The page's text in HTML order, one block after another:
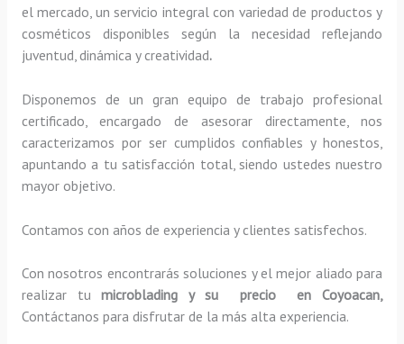
el mercado, un servicio integral con variedad de productos y
cosméticos disponibles según la necesidad reflejando
juventud, dinámica y creatividad.
Disponemos de un gran equipo de trabajo profesional
certificado, encargado de asesorar directamente, nos
caracterizamos por ser cumplidos confiables y honestos,
apuntando a tu satisfacción total, siendo ustedes nuestro
mayor objetivo.
Contamos con años de experiencia y clientes satisfechos.
Con nosotros encontrarás soluciones y el mejor aliado para
realizar tumicroblading y su precio en Coyoacan,
Contáctanos para disfrutar de la más alta experiencia.